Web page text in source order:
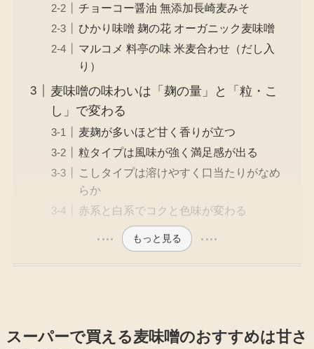
チョーコー醤油 無添加長崎麦みそ
ひかり味噌 麹の花 オーガニック麦味噌
マルコメ 料亭の味 米麦合わせ（だし入
り）
麦味噌の味わいは「麹の量」と「粒・こ
し」で変わる
麦麹が多いほど甘く香りが立つ
粒タイプは風味が強く満足感が出る
こしタイプは溶けやすく口当たりがなめ
らか
赤系と白系でコクと色味が変わる
もっと見る
スーパーで買える麦味噌のおすすめは甘さ